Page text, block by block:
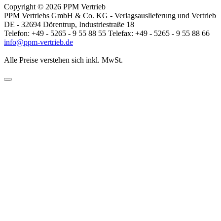
Copyright © 2026 PPM Vertrieb
PPM Vertriebs GmbH & Co. KG - Verlagsauslieferung und Vertrieb
DE - 32694 Dörentrup, Industriestraße 18
Telefon: +49 - 5265 - 9 55 88 55 Telefax: +49 - 5265 - 9 55 88 66
info@ppm-vertrieb.de
Alle Preise verstehen sich inkl. MwSt.